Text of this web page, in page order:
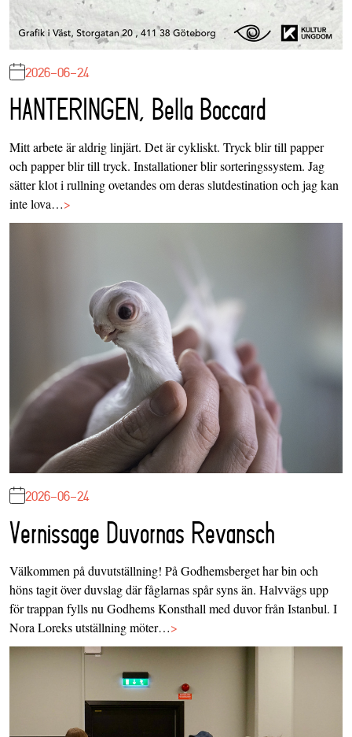
2026-06-24
HANTERINGEN, Bella Boccard
Mitt arbete är aldrig linjärt. Det är cykliskt. Tryck blir till papper
och papper blir till tryck. Installationer blir sorteringssystem. Jag
sätter klot i rullning ovetandes om deras slutdestination och jag kan
inte lova…>
2026-06-24
Vernissage Duvornas Revansch
Välkommen på duvutställning! På Godhemsberget har bin och
höns tagit över duvslag där fåglarnas spår syns än. Halvvägs upp
för trappan fylls nu Godhems Konsthall med duvor från Istanbul. I
Nora Loreks utställning möter…>